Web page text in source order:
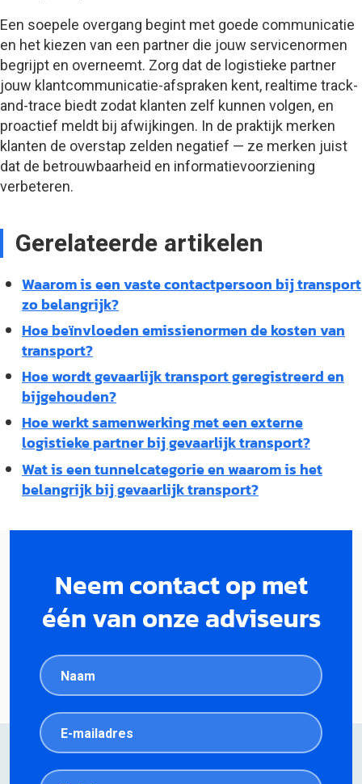
Een soepele overgang begint met goede communicatie
en het kiezen van een partner die jouw servicenormen
begrijpt en overneemt. Zorg dat de logistieke partner
jouw klantcommunicatie-afspraken kent, realtime track-
and-trace biedt zodat klanten zelf kunnen volgen, en
proactief meldt bij afwijkingen. In de praktijk merken
klanten de overstap zelden negatief — ze merken juist
dat de betrouwbaarheid en informatievoorziening
verbeteren.
Gerelateerde artikelen
Waarom is een vaste contactpersoon bij transport
zo belangrijk?
Hoe beïnvloeden emissienormen de kosten van
transport?
Hoe wordt gevaarlijk transport geregistreerd en
bijgehouden?
Hoe werkt samenwerking met een externe
logistieke partner bij gevaarlijk transport?
Wat is een tunnelcategorie en waarom is het
belangrijk bij gevaarlijk transport?
Neem contact op met
één van onze adviseurs